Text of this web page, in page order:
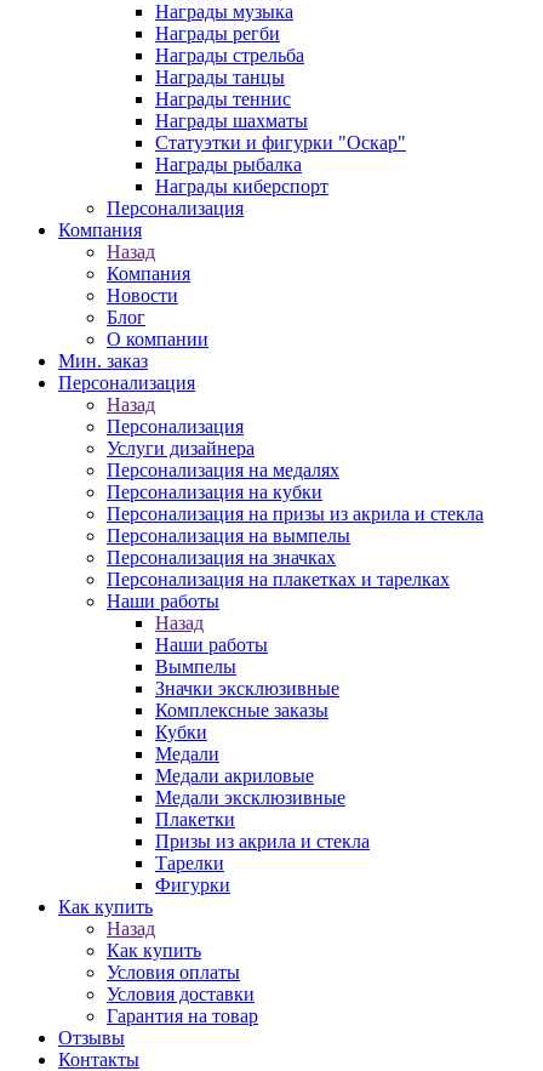
Награды музыка
Награды регби
Награды стрельба
Награды танцы
Награды теннис
Награды шахматы
Статуэтки и фигурки "Оскар"
Награды рыбалка
Награды киберспорт
Персонализация
Компания
Назад
Компания
Новости
Блог
О компании
Мин. заказ
Персонализация
Назад
Персонализация
Услуги дизайнера
Персонализация на медалях
Персонализация на кубки
Персонализация на призы из акрила и стекла
Персонализация на вымпелы
Персонализация на значках
Персонализация на плакетках и тарелках
Наши работы
Назад
Наши работы
Вымпелы
Значки эксклюзивные
Комплексные заказы
Кубки
Медали
Медали акриловые
Медали эксклюзивные
Плакетки
Призы из акрила и стекла
Тарелки
Фигурки
Как купить
Назад
Как купить
Условия оплаты
Условия доставки
Гарантия на товар
Отзывы
Контакты